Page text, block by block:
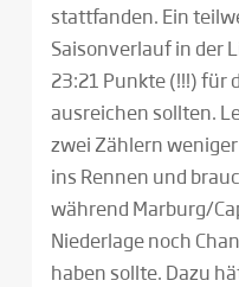
stattfanden. Ein
Saisonverlauf in der
23:21 Punkte (!!!) für
ausreichen sollten.
zwei Zählern weniger
ins Rennen und
während Marburg/
Niederlage noch
haben sollte. Dazu